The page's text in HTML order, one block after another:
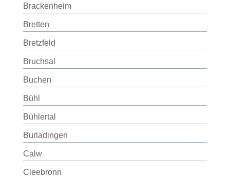
Brackenheim
Bretten
Bretzfeld
Bruchsal
Buchen
Bühl
Bühlertal
Burladingen
Calw
Cleebronn